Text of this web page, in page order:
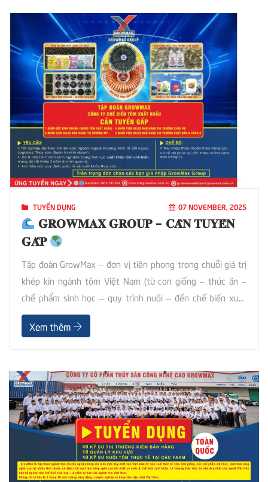
TUYỂN DỤNG 07 NOVEMBER, 2025
𝐆𝐑𝐎𝐖𝐌𝐀𝐗 𝐆𝐑𝐎𝐔𝐏 – 𝐂𝐀̂̀𝐍 𝐓𝐔𝐘𝐄̂̉𝐍
𝐆𝐀̂́𝐏
Tập đoàn GrowMax – đơn vị tiên phong trong chuỗi giá trị
khép kín ngành tôm Việt Nam (từ con giống – thức ăn –
chế phẩm sinh học – quy trình nuôi – đến chế biến xuất
khẩu) đang mở rộng thị trường xuất khẩu sang Mỹ, Châu
Âu, Nhật Bản và Châu Á.
Xem thêm